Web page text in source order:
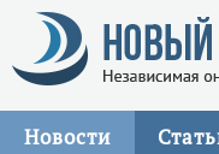
Новости